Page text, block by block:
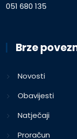
051 680 135
Brze
Novosti
Obavijesti
Natječaji
Proračun